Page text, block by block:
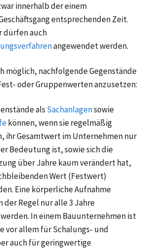
innerhalb der einem
entsprechenden Zeit.
dürfen auch
angewendet werden.
möglich, nachfolgende Gegenstände
oder Gruppenwerten anzusetzen:
als Sachanlagensowie
können, wenn sie regelmäßig
ihr Gesamtwert im Unternehmen nur
Bedeutung ist, sowie sich die
über Jahre kaum verändert hat,
Wert (Festwert)
Eine körperliche Aufnahme
der Regel nur alle 3 Jahre
In einem Bauunternehmen ist
vor allem für Schalungs- und
auch für geringwertige